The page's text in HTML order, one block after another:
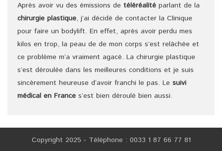
Après avoir vu des émissions de téléréalité parlant de la
chirurgie plastique, j’ai décidé de contacter la Clinique
pour faire un bodylift. En effet, après avoir perdu mes
kilos en trop, la peau de de mon corps s’est relâchée et
ce problème m’a vraiment agacé. La chirurgie plastique
s’est déroulée dans les meilleures conditions et je suis
sincèrement heureuse d’avoir franchi le pas. Le suivi
médical en France s’est bien déroulé bien aussi.
Copyright 2025 - Téléphone : 0033 1 87 66 77 81